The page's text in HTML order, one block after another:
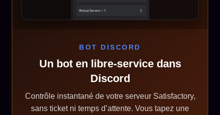
BOT DISCORD
Un bot en libre-service dans
Discord
Contrôle instantané de votre serveur Satisfactory,
sans ticket ni temps d’attente. Vous tapez une